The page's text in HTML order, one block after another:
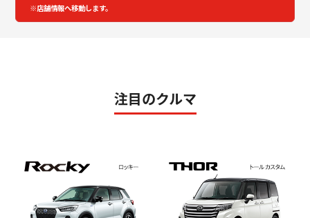
お問
※店舗情報へ移動します。
注目のクルマ